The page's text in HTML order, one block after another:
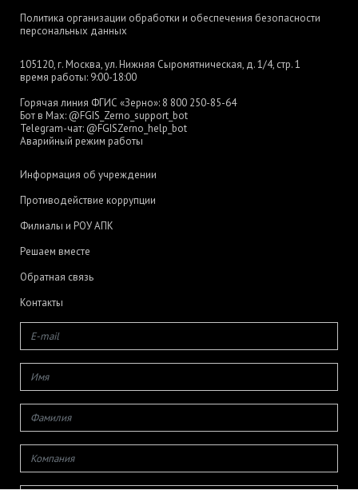
Политика организации обработки и обеспечения безопасности
персональных данных
105120, г. Москва, ул. Нижняя Сыромятническая, д. 1/4, стр. 1
время работы: 9:00-18:00
Горячая линия ФГИС «Зерно»: 8 800 250-85-64
Бот в Max: @FGIS_Zerno_support_bot
Telegram-чат: @FGISZerno_help_bot
Аварийный режим работы
Информация об учреждении
Противодействие коррупции
Филиалы и РОУ АПК
Решаем вместе
Обратная связь
Контакты